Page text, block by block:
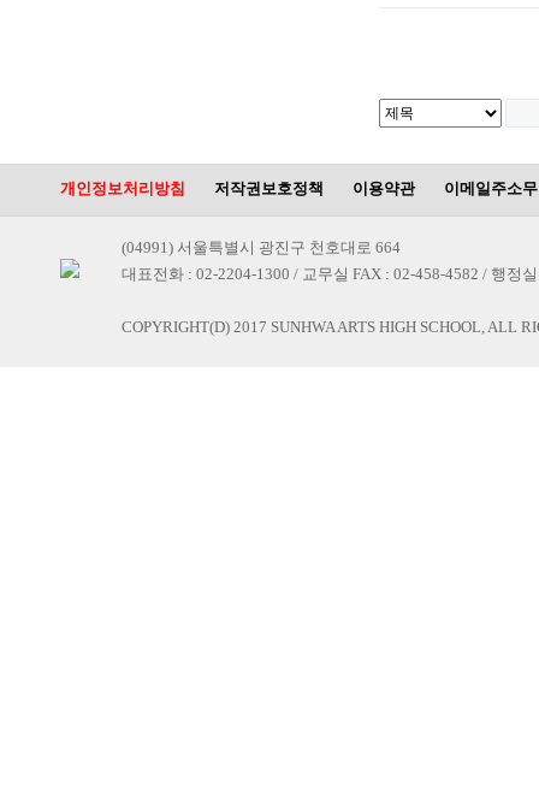
개인정보처리방침 저작권보호정책 이용약관 이메일주소
(04991) 서울특별시 광진구 천호대로 664
대표전화 : 02-2204-1300 / 교무실 FAX : 02-458-4582 / 행정
COPYRIGHT(D) 2017 SUNHWA ARTS HIGH SCHOOL, ALL